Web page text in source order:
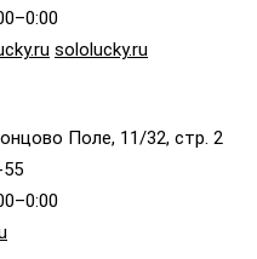
sololucky.ru
Поле, 11/32, стр. 2